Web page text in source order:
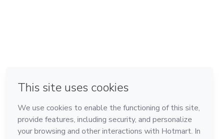
Feito com ❤ na Cidade do México